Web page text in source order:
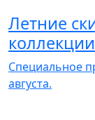
Летние
коллекции
Специальное
августа.